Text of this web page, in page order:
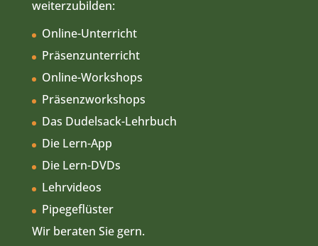
Die Dudelsackschule wurde 2010 von dem
renommierten Dudelsackspieler und
Dudelsacklehrer Andreas Hambsch gegründet.
Nahezu jeder Dudelsackspieler im
deutschsprachigen Raum nutzt die
Lehrmaterialien von Andreas Hambsch oder
wird von ihm unterrichtet.
Wir haben es uns zur Aufgabe gemacht, das
Dudelsackspielen im deutschsprachigen Raum
zu fördern und Menschen zu unterstützen,
dieses wunderbare Instrument zu erlernen.
Unsere Philosophie und Intention ist es,
musikbegeisterte Menschen bewusst und
ganzheitlich an das Spielen des schottischen
Dudelsacks heranzuführen.